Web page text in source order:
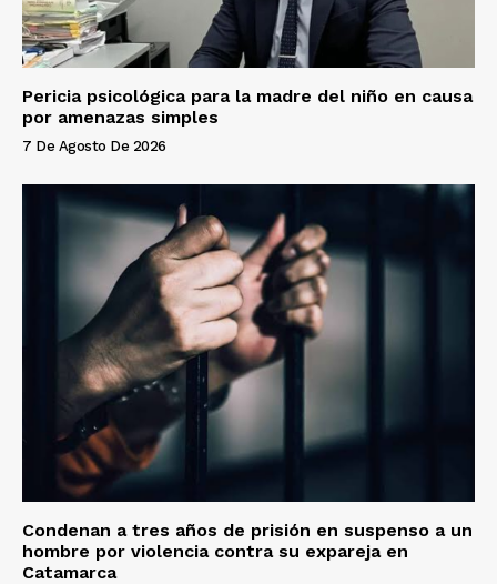
Pericia psicológica para la madre del niño en causa
por amenazas simples
7 De Agosto De 2026
Condenan a tres años de prisión en suspenso a un
hombre por violencia contra su expareja en
Catamarca